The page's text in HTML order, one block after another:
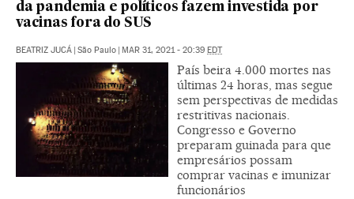
da pandemia e políticos fazem investida por
vacinas fora do SUS
BEATRIZ JUCÁ São Paulo MAR 31, 2021 - 20:39 EDT
País beira 4.000 mortes nas
últimas 24 horas, mas segue
sem perspectivas de medidas
restritivas nacionais.
Congresso e Governo
preparam guinada para que
empresários possam
comprar vacinas e imunizar
funcionários